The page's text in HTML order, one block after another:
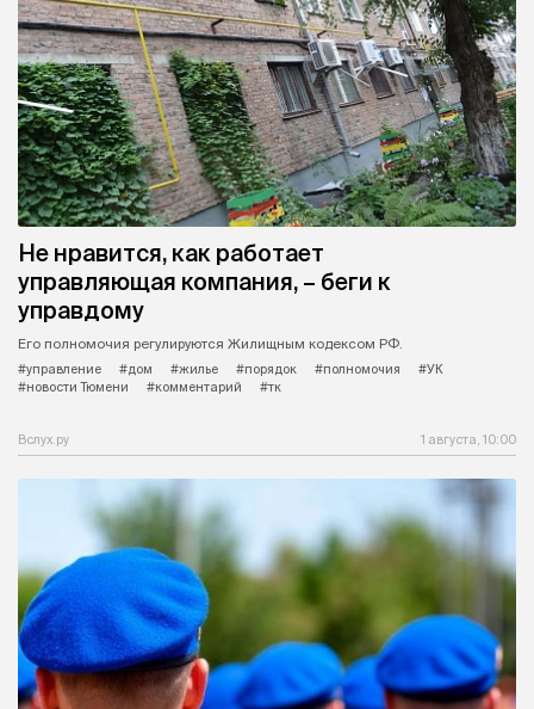
Не нравится, как работает
управляющая компания, – беги к
управдому
Его полномочия регулируются Жилищным кодексом РФ.
#управление
#дом #жилье #порядок #полномочия
#УК
#новости Тюмени
#комментарий #тк
Вслух.ру 1 августа, 10:00